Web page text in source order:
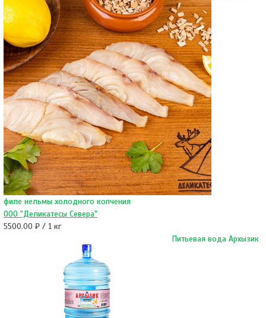
филе нельмы холодного копчения
ООО "Деликатесы Севера"
5500.00 ₽ / 1 кг
Питьевая вода Архызик